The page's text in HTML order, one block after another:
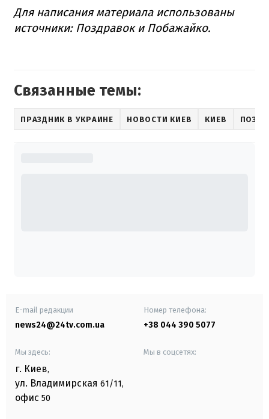
Для написания материала использованы
источники: Поздравок и Побажайко.
Связанные темы:
ПРАЗДНИК В УКРАИНЕ НОВОСТИ КИЕВ КИЕВ
E-mail редакции
news24@24tv.com.ua
Номер телефона:
+38 044 390 5077
Мы здесь:
г. Киев,
ул. Владимирская 61/11,
офис 50
Мы в соцсетях: